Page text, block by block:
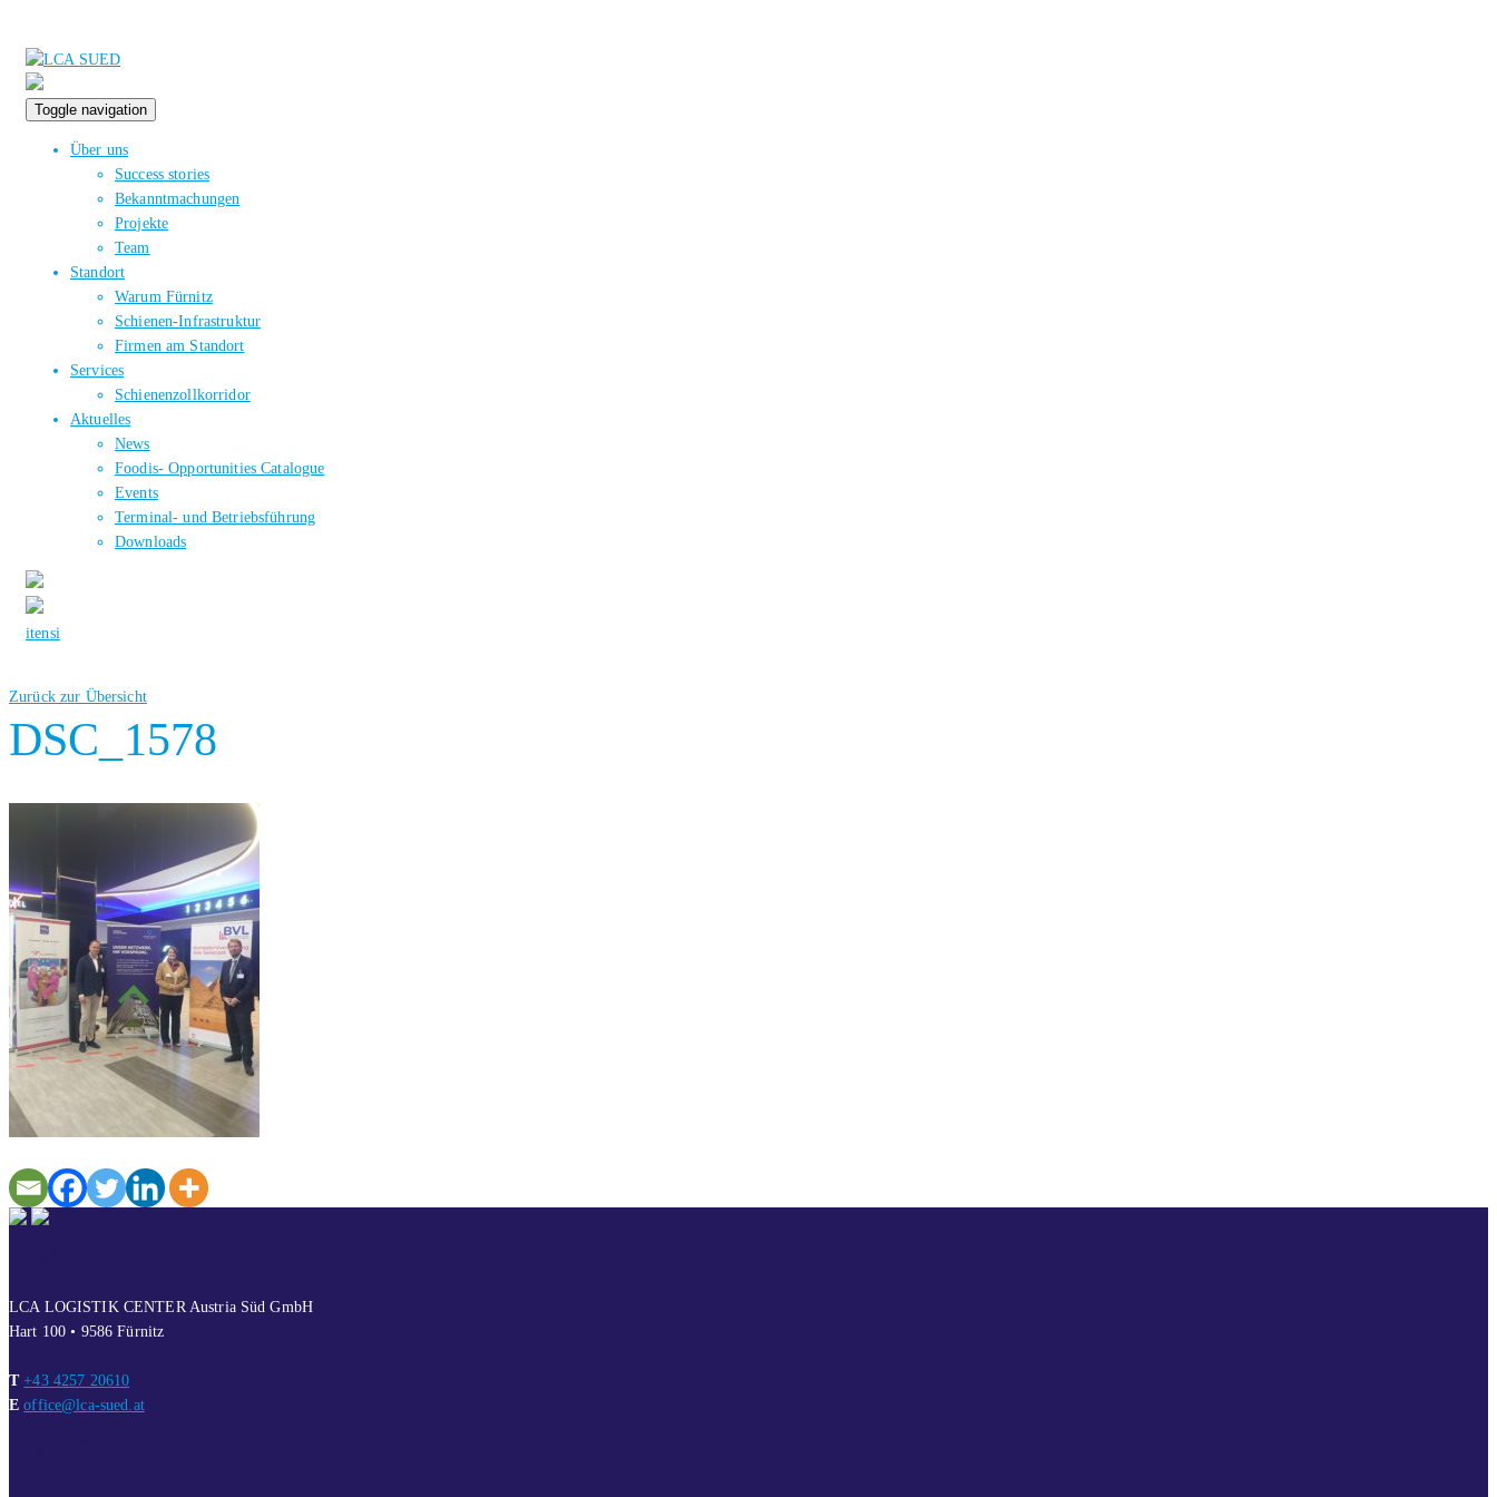
Toggle navigation
Über uns
Success stories
Bekanntmachungen
Projekte
Team
Standort
Warum Fürnitz
Schienen-Infrastruktur
Firmen am Standort
Services
Schienenzollkorridor
Aktuelles
News
Foodis- Opportunities Catalogue
Events
Terminal- und Betriebsführung
Downloads
itensi
Zurück zur Übersicht
DSC_1578
LCA LOGISTIK CENTER Austria Süd GmbH
Hart 100 • 9586 Fürnitz
T +43 4257 20610
E office@lca-sued.at